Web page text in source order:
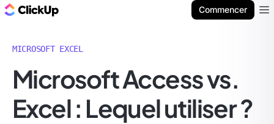
Commencer
MICROSOFT EXCEL
Microsoft Access vs.
Excel : Lequel utiliser ?